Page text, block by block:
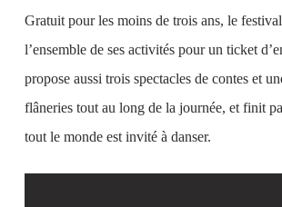
Gratuit pour les moins de trois ans, le
l’ensemble de ses activités pour un ticket
propose aussi trois spectacles de contes et
flâneries tout au long de la journée, et finit
tout le monde est invité à danser.